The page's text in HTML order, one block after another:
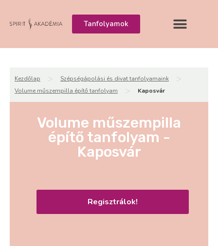
Tanfolyamok
Kezdőlap > Szépségápolási és divat tanfolyamaink >
Volume műszempilla építő tanfolyam > Kaposvár
Volume műszempilla
építő tanfolyam -
Kaposvár
Regisztrálok!